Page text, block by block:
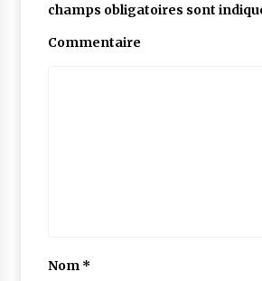
champs obligatoires sont
Commentaire
Nom *